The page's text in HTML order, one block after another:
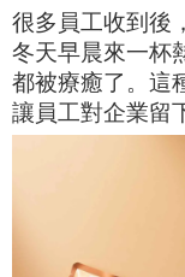
很多員工收到後
冬天早晨來一杯
都被療癒了。這
讓員工對企業留